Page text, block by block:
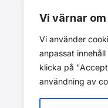
Vi värnar
Vi använder
anpassat
klicka på
användning av